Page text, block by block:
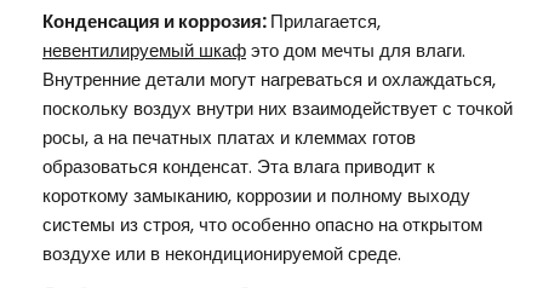
Конденсация и коррозия:Прилагается,
невентилируемый шкафэто дом мечты для влаги.
Внутренние детали могут нагреваться и охлаждаться,
поскольку воздух внутри них взаимодействует с точкой
росы, а на печатных платах и клеммах готов
образоваться конденсат. Эта влага приводит к
короткому замыканию, коррозии и полному выходу
системы из строя, что особенно опасно на открытом
воздухе или в некондиционируемой среде.